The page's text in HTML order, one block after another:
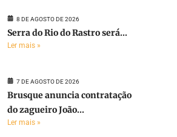
8 DE AGOSTO DE 2026
Serra do Rio do Rastro será...
Ler mais »
7 DE AGOSTO DE 2026
Brusque anuncia contratação
do zagueiro João...
Ler mais »